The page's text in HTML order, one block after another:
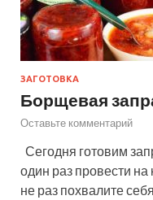
ЗАГОТОВКА
Борщевая
Оставьте комментарий
Сегодня готовим
один раз провести на
не раз похвалите